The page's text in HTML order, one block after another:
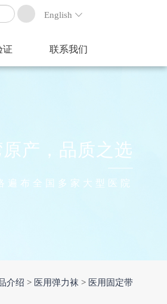
English
证 联系我们
原产，品质之选
遍布全国多家大型医院
介绍 > 医用弹力袜 > 医用固定带